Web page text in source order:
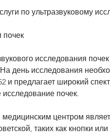
по ультразвуковому
почек
исследования
день исследования
и предлагает широкий
исследование почек.
центром
таких как кнопки